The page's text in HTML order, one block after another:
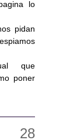
lo
pidan
que
poner